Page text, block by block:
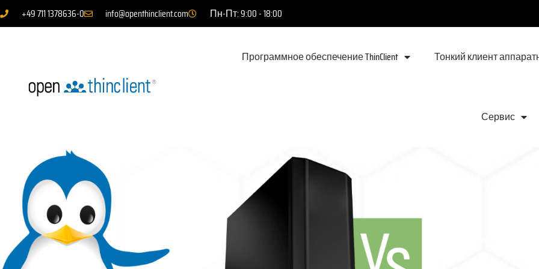
+49 711 1378636-0 info@openthinclient.com Пн-Пт: 9:00 - 18:00
Программное обеспечение ThinClient Тонкий клиент
Сервис